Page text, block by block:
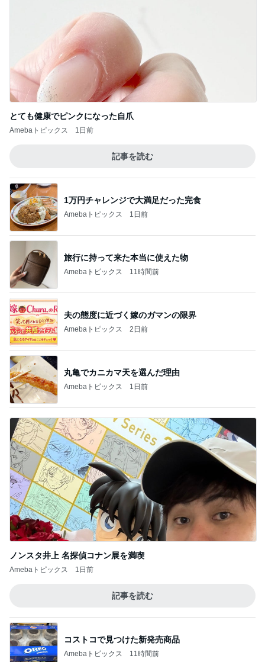
とても健康でピンクになった自爪
Amebaトピックス 1日前
記事を読む
1万円チャレンジで大満足だった完食
Amebaトピックス 1日前
旅行に持って来た本当に使えた物
Amebaトピックス 11時間前
夫の態度に近づく嫁のガマンの限界
Amebaトピックス 2日前
丸亀でカニカマ天を選んだ理由
Amebaトピックス 1日前
ノンスタ井上 名探偵コナン展を満喫
Amebaトピックス 1日前
記事を読む
コストコで見つけた新発売商品
Amebaトピックス 11時間前